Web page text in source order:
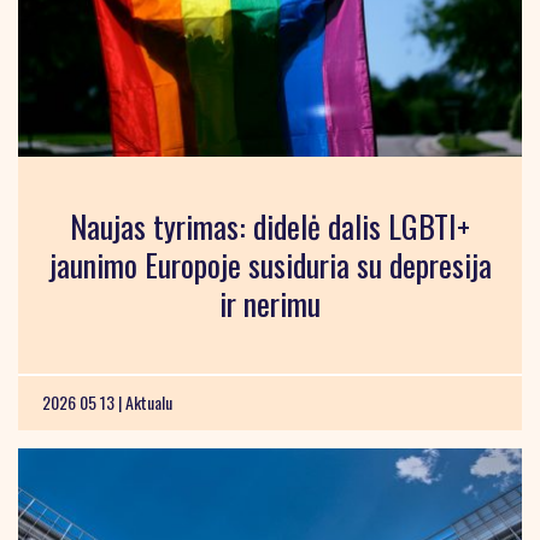
Naujas tyrimas: didelė dalis LGBTI+
jaunimo Europoje susiduria su depresija
ir nerimu
2026 05 13 |Aktualu